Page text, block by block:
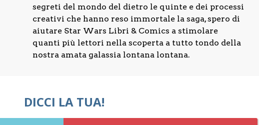
segreti del mondo del dietro le quinte e dei processi
creativi che hanno reso immortale la saga, spero di
aiutare Star Wars Libri & Comics a stimolare
quanti più lettori nella scoperta a tutto tondo della
nostra amata galassia lontana lontana.
DICCI LA TUA!